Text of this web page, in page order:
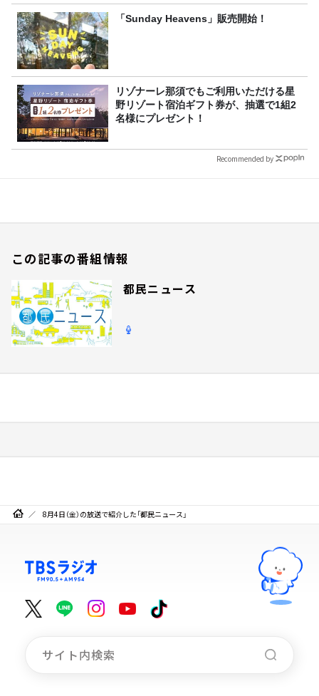
「Sunday Heavens」販売開始！
リゾナーレ那須でもご利用いただける星
野リゾート宿泊ギフト券が、抽選で1組2
名様にプレゼント！
Recommended by
この記事の番組情報
都民ニュース
8月4日（金）の放送で紹介した「都民ニュース」